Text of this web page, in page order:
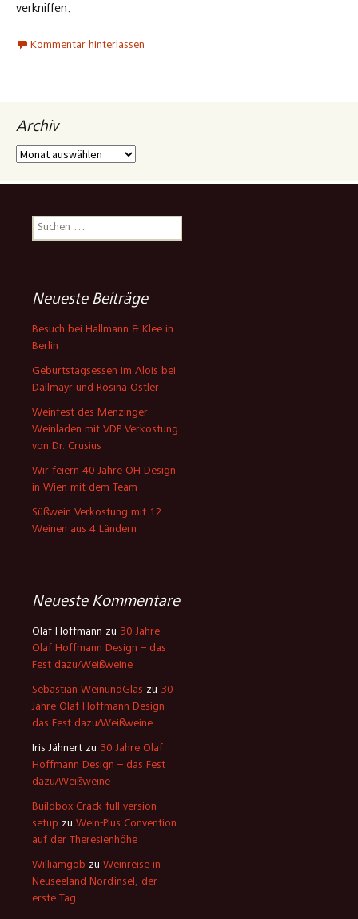
verkniffen.
Kommentar hinterlassen
Archiv
Archiv
Suchen
nach:
Neueste Beiträge
Besuch bei Hallmann & Klee in
Berlin
Geburtstagsessen im Alois bei
Dallmayr und Rosina Ostler
Weinfest des Menzinger
Weinladen mit VDP Verkostung
von Dr. Crusius
Wir feiern 40 Jahre OH Design
in Wien mit dem Team
Süßwein Verkostung mit 12
Weinen aus 4 Ländern
Neueste Kommentare
Olaf Hoffmann zu 30 Jahre
Olaf Hoffmann Design – das
Fest dazu/Weißweine
Sebastian WeinundGlas zu 30
Jahre Olaf Hoffmann Design –
das Fest dazu/Weißweine
Iris Jähnert zu 30 Jahre Olaf
Hoffmann Design – das Fest
dazu/Weißweine
Buildbox Crack full version
setup zu Wein-Plus Convention
auf der Theresienhöhe
Williamgob zu Weinreise in
Neuseeland Nordinsel, der
erste Tag